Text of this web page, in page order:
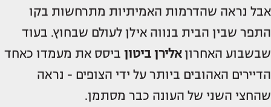
אבל נראה שהדרמות האמיתיות מתרחשות בקו
התפר שבין הבית בנווה אילן לעולם שבחוץ. בעוד
שבשבוע האחרוןאלירן ביטון ביסס את מעמדו כאחד
הדיירים האהובים ביותר על ידי הצופים - נראה
שהחצי השני של העונה כבר מסתמן.